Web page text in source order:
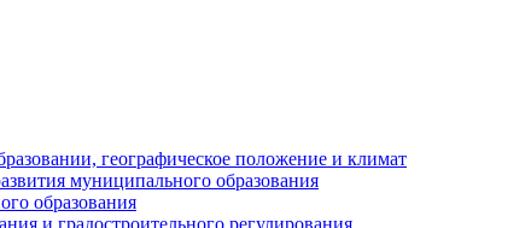
географическое положение и климат
муниципального образования
образования
и градостроительного регулирования